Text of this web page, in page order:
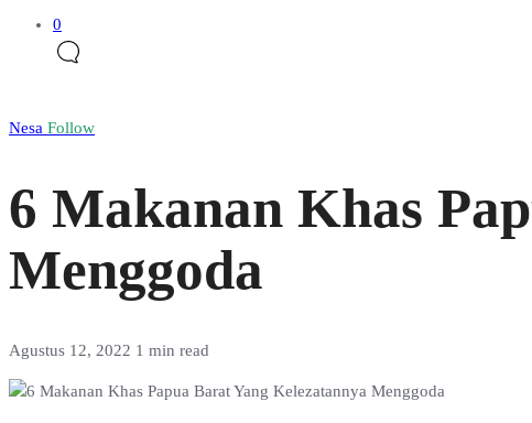
0
Nesa Follow
6 Makanan Khas
Menggoda
Agustus 12, 2022 1 min read